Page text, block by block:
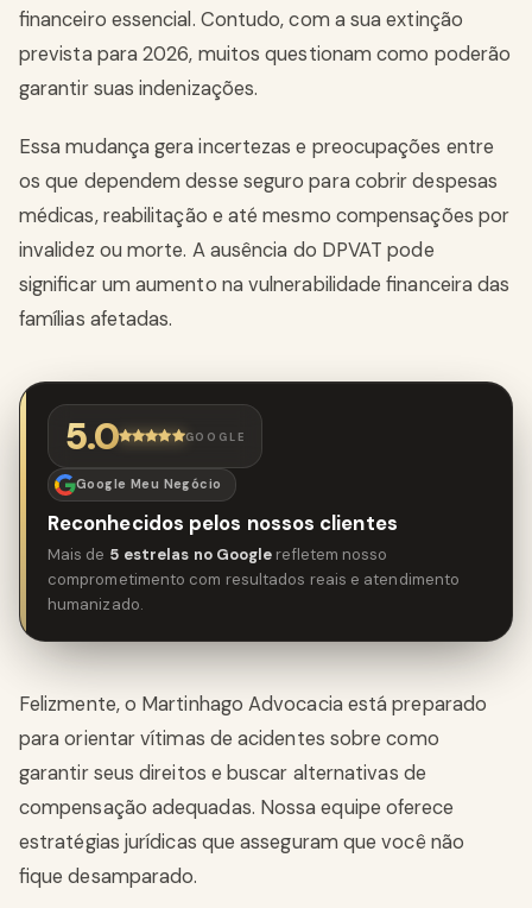
financeiro essencial. Contudo, com a sua extinção
prevista para 2026, muitos questionam como poderão
garantir suas indenizações.
Essa mudança gera incertezas e preocupações entre
os que dependem desse seguro para cobrir despesas
médicas, reabilitação e até mesmo compensações por
invalidez ou morte. A ausência do DPVAT pode
significar um aumento na vulnerabilidade financeira das
famílias afetadas.
5.0 GOOGLE
Google Meu Negócio
Reconhecidos pelos nossos clientes
Mais de 5 estrelas no Google refletem nosso
comprometimento com resultados reais e atendimento
humanizado.
Felizmente, o Martinhago Advocacia está preparado
para orientar vítimas de acidentes sobre como
garantir seus direitos e buscar alternativas de
compensação adequadas. Nossa equipe oferece
estratégias jurídicas que asseguram que você não
fique desamparado.